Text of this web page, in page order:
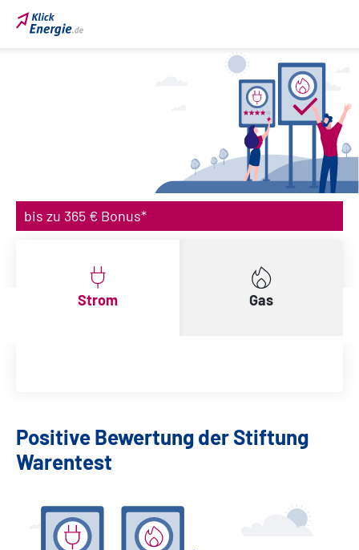
bis zu 365 € Bonus*
Strom Gas
Positive Bewertung der Stiftung
Warentest